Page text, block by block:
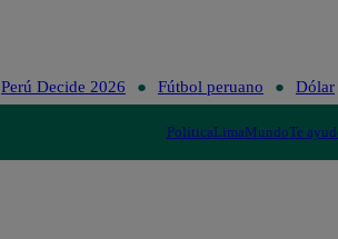
Perú Decide 2026 Fútbol peruano Dólar
PolíticaLimaMundoTe